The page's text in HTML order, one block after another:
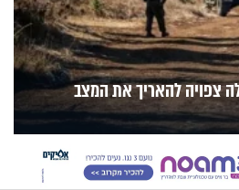
צפויה להאריך את המצב
הידברותתוכניות הערוץ